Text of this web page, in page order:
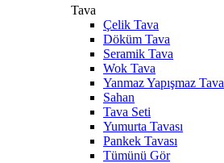
Tava
Çelik Tava
Döküm Tava
Seramik Tava
Wok Tava
Yanmaz Yapışmaz Tava
Sahan
Tava Seti
Yumurta Tavası
Pankek Tavası
Tümünü Gör